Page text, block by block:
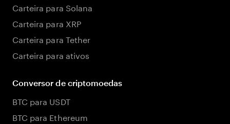
Carteira para Solana
Carteira para XRP
Carteira para Tether
Carteira para ativos
Conversor de criptomoedas
BTC para USDT
BTC para Ethereum